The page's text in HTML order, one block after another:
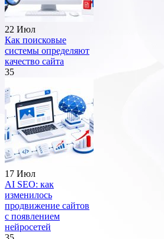
22 Июл
Как поисковые
системы определяют
качество сайта
35
17 Июл
AI SEO: как
изменилось
продвижение сайтов
с появлением
нейросетей